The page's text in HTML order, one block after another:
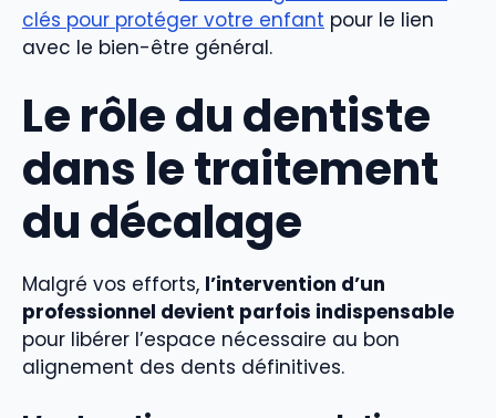
clés pour protéger votre enfant pour le lien
avec le bien-être général.
Le rôle du dentiste
dans le traitement
du décalage
Malgré vos efforts, l’intervention d’un
professionnel devient parfois indispensable
pour libérer l’espace nécessaire au bon
alignement des dents définitives.